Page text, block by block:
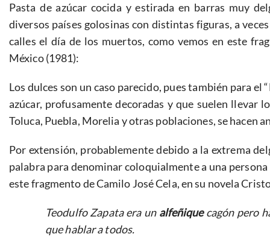
Pasta de azúcar cocida y estirada en barras muy
diversos países golosinas con distintas figuras, a
calles el día de los muertos, como vemos en este
México (1981):
Los dulces son un caso parecido, pues también para el
azúcar, profusamente decoradas y que suelen llevar
Toluca, Puebla, Morelia y otras poblaciones, se hacen
Por extensión, probablemente debido a la extrema
palabra para denominar coloquialmente a una
este fragmento de Camilo José Cela, en su novela
Teodulfo Zapata era un alfeñiquecagón pero
que hablar a todos.